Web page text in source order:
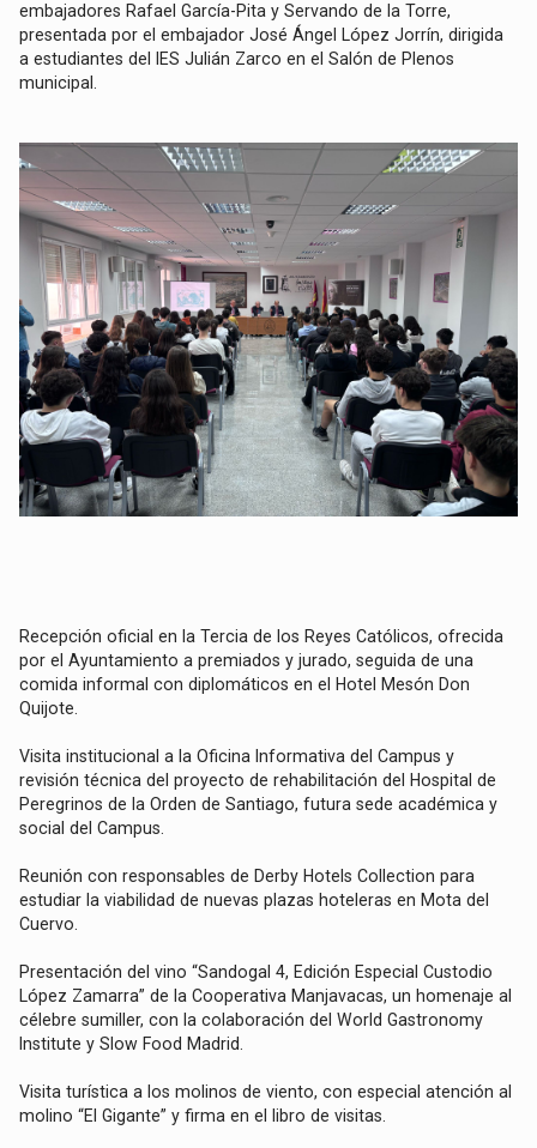
embajadores Rafael García-Pita y Servando de la Torre,
presentada por el embajador José Ángel López Jorrín, dirigida
a estudiantes del IES Julián Zarco en el Salón de Plenos
municipal.
Recepción oficial en la Tercia de los Reyes Católicos, ofrecida
por el Ayuntamiento a premiados y jurado, seguida de una
comida informal con diplomáticos en el Hotel Mesón Don
Quijote.
Visita institucional a la Oficina Informativa del Campus y
revisión técnica del proyecto de rehabilitación del Hospital de
Peregrinos de la Orden de Santiago, futura sede académica y
social del Campus.
Reunión con responsables de Derby Hotels Collection para
estudiar la viabilidad de nuevas plazas hoteleras en Mota del
Cuervo.
Presentación del vino “Sandogal 4, Edición Especial Custodio
López Zamarra” de la Cooperativa Manjavacas, un homenaje al
célebre sumiller, con la colaboración del World Gastronomy
Institute y Slow Food Madrid.
Visita turística a los molinos de viento, con especial atención al
molino “El Gigante” y firma en el libro de visitas.